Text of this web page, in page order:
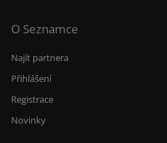
O Seznamce
Najít partnera
Přihlášení
Registrace
Novinky